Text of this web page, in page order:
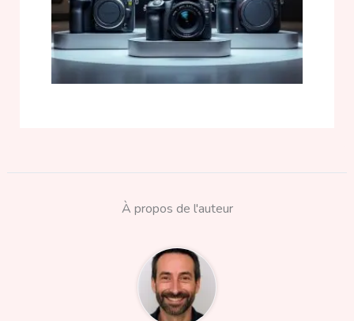
À propos de l'auteur